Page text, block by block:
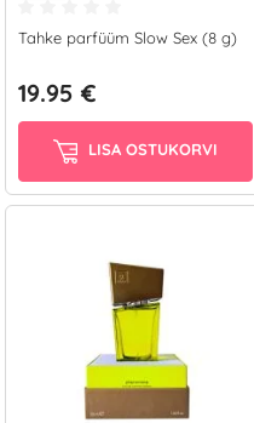
Tahke parfüüm Slow Sex (8 g)
19.95 €
LISA OSTUKORVI